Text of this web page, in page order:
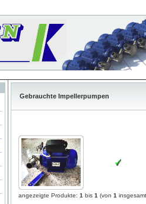
Gebrauchte Impellerpumpen
angezeigte Produkte: 1 bis 1 (von 1